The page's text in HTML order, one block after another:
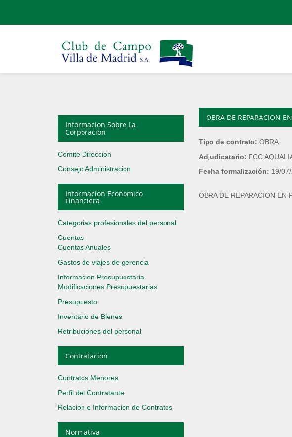
Informacion Sobre La
Corporacion
Comite Direccion
Consejo Administracion
Informacion Economico
Financiera
Categorias profesionales del personal
Cuentas
Cuentas Anuales
Gastos de viajes de gerencia
Informacion Presupuestaria
Modificaciones Presupuestarias
Presupuesto
Inventario de Bienes
Retribuciones del personal
Contratacion
Contratos Menores
Perfil del Contratante
Relacion e Informacion de Contratos
Normativa
OBRA DE REPARACION
Tipo de contrato: OBRA
Adjudicatario: FCC
Fecha formalización: 19/07/
OBRA DE REPARACION EN